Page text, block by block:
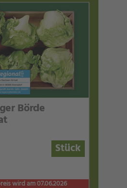
Stück
Börde
wird am 07.06.2026